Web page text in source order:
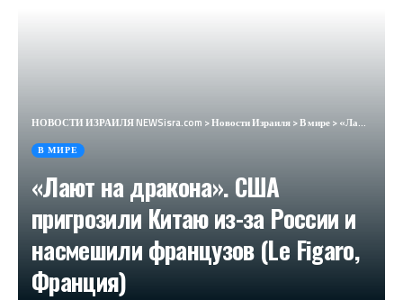
НОВОСТИ ИЗРАИЛЯ NEWSisra.com >Новости Израиля>В мире>«Лают на дракона». США пригрозили Китаю из-за России и насмешили французов (Le Figaro, Франция)
В МИРЕ
«Лают на дракона». США
пригрозили Китаю из-за России и
насмешили французов (Le Figaro,
Франция)